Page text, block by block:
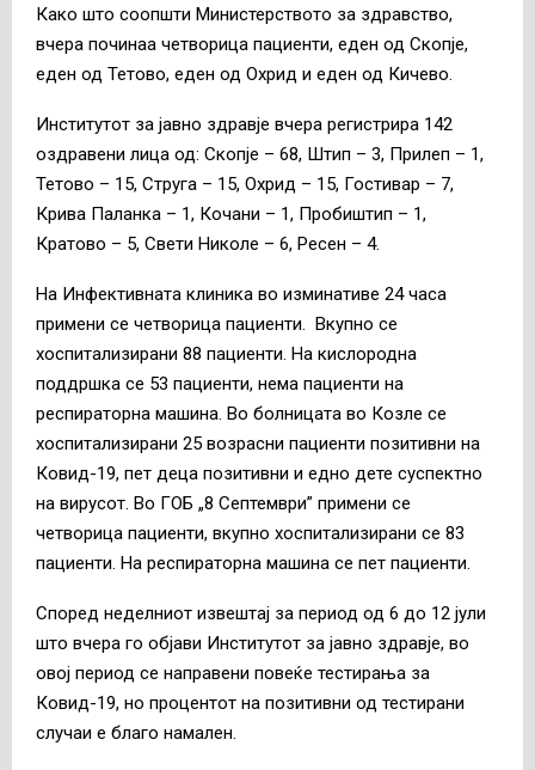
Како што соопшти Министерството за здравство,
вчера починаа четворица пациенти, еден од Скопје,
еден од Тетово, еден од Охрид и еден од Кичево.
Институтот за јавно здравје вчера регистрира 142
оздравени лица од: Скопје – 68, Штип – 3, Прилеп – 1,
Тетово – 15, Струга – 15, Охрид – 15, Гостивар – 7,
Крива Паланка – 1, Кочани – 1, Пробиштип – 1,
Кратово – 5, Свети Николе – 6, Ресен – 4.
На Инфективната клиника во изминативе 24 часа
примени се четворица пациенти. Вкупно се
хоспитализирани 88 пациенти. На кислородна
поддршка се 53 пациенти, нема пациенти на
респираторна машина. Во болницата во Козле се
хоспитализирани 25 возрасни пациенти позитивни на
Ковид-19, пет деца позитивни и едно дете суспектно
на вирусот. Во ГОБ „8 Септември” примени се
четворица пациенти, вкупно хоспитализирани се 83
пациенти. На респираторна машина се пет пациенти.
Според неделниот извештај за период од 6 до 12 јули
што вчера го објави Институтот за јавно здравје, во
овој период се направени повеќе тестирања за
Ковид-19, но процентот на позитивни од тестирани
случаи е благо намален.